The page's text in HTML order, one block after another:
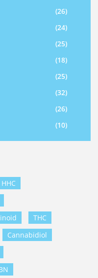
(26)
(24)
(25)
(18)
(25)
(32)
(26)
(10)
HHC
THC
Cannabidiol